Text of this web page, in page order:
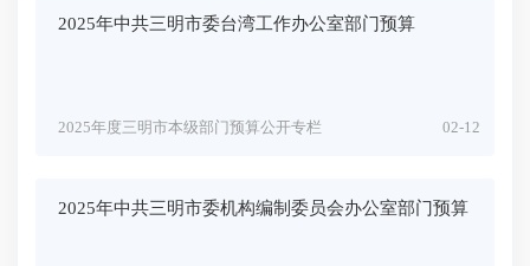
2025年中共三明市委台湾工作办公室部门预算
02-12
2025年度三明市本级部门预算公开专栏
2025年中共三明市委机构编制委员会办公室部门预算